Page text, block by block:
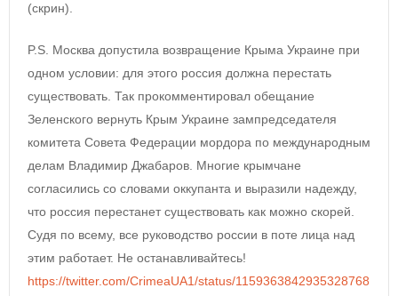
(скрин).
P.S. Москва допустила возвращение Крыма Украине при
одном условии: для этого россия должна перестать
существовать. Так прокомментировал обещание
Зеленского вернуть Крым Украине зампредседателя
комитета Совета Федерации мордора по международным
делам Владимир Джабаров. Многие крымчане
согласились со словами оккупанта и выразили надежду,
что россия перестанет существовать как можно скорей.
Судя по всему, все руководство россии в поте лица над
этим работает. Не останавливайтесь!
https://twitter.com/CrimeaUA1/status/1159363842935328768